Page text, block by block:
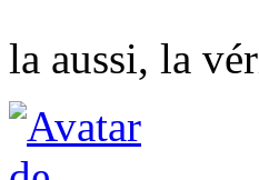
la aussi, la